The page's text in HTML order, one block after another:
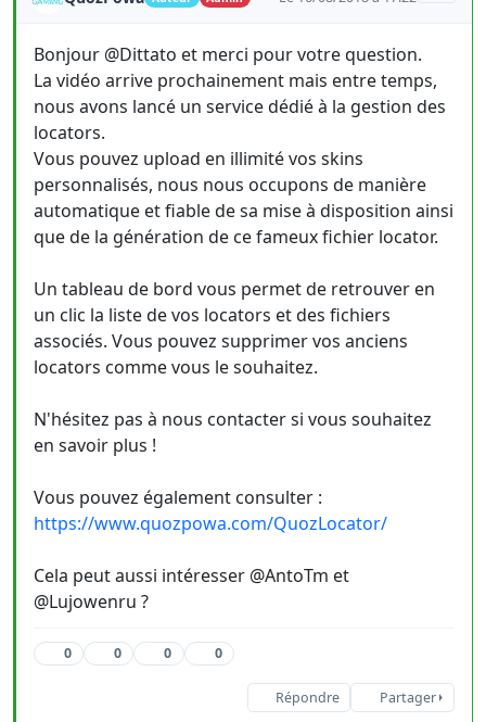
Bonjour @Dittato et merci pour votre question.
La vidéo arrive prochainement mais entre temps,
nous avons lancé un service dédié à la gestion des
locators.
Vous pouvez upload en illimité vos skins
personnalisés, nous nous occupons de manière
automatique et fiable de sa mise à disposition ainsi
que de la génération de ce fameux fichier locator.
Un tableau de bord vous permet de retrouver en
un clic la liste de vos locators et des fichiers
associés. Vous pouvez supprimer vos anciens
locators comme vous le souhaitez.
N'hésitez pas à nous contacter si vous souhaitez
en savoir plus !
Vous pouvez également consulter :
https://www.quozpowa.com/QuozLocator/
Cela peut aussi intéresser @AntoTm et
@Lujowenru ?
0 0 0 0
Répondre Partager